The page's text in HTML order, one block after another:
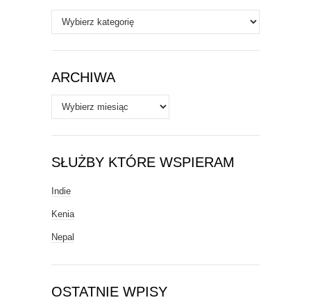
Autorzy
/
Tematy
ARCHIWA
Archiwa
SŁUŻBY KTÓRE WSPIERAM
Indie
Kenia
Nepal
OSTATNIE WPISY